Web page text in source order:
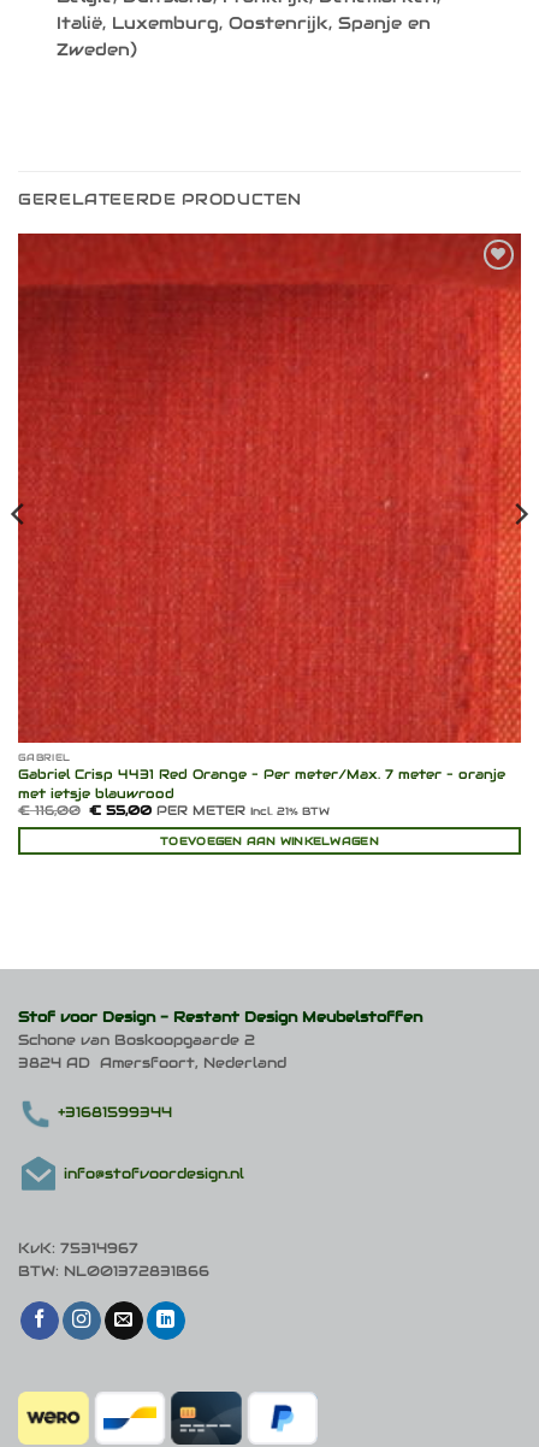
Italië, Luxemburg, Oostenrijk, Spanje en
Zweden)
GERELATEERDE PRODUCTEN
verlanglijst
GABRIEL
Gabriel Crisp 4431 Red Orange – Per meter/Max. 7 meter – oranje
met ietsje blauwrood
€116,00 Oorspronkelijke
was:
€ 55,00Huidige
is:
€ 55,00.
PER METERIncl. 21% BTW
TOEVOEGEN AAN WINKELWAGEN
Stof voor Design - Restant Design Meubelstoffen
Schone van Boskoopgaarde 2
3824 AD Amersfoort, Nederland
+31681599344
info@stofvoordesign.nl
KvK: 75314967
BTW: NL001372831B66